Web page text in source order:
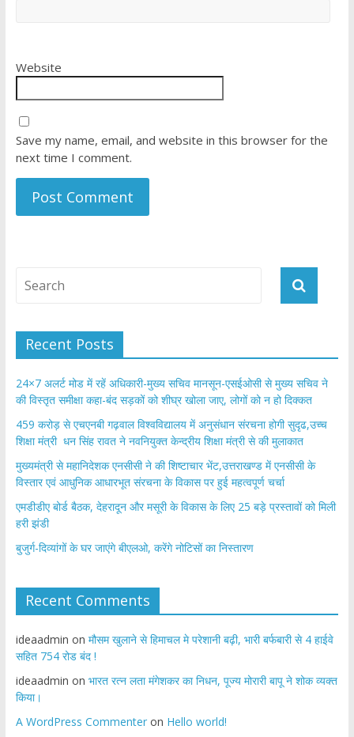
Website
Save my name, email, and website in this browser for the
next time I comment.
Recent Posts
24×7 अलर्ट मोड में रहें अधिकारी-मुख्य सचिव मानसून-एसईओसी से मुख्य सचिव ने
की विस्तृत समीक्षा कहा-बंद सड़कों को शीघ्र खोला जाए, लोगों को न हो दिक्कत
459 करोड़ से एचएनबी गढ़वाल विश्वविद्यालय में अनुसंधान संरचना होगी सुदृढ,उच्च
शिक्षा मंत्री धन सिंह रावत ने नवनियुक्त केन्द्रीय शिक्षा मंत्री से की मुलाकात
मुख्यमंत्री से महानिदेशक एनसीसी ने की शिष्टाचार भेंट,उत्तराखण्ड में एनसीसी के
विस्तार एवं आधुनिक आधारभूत संरचना के विकास पर हुई महत्वपूर्ण चर्चा
एमडीडीए बोर्ड बैठक, देहरादून और मसूरी के विकास के लिए 25 बड़े प्रस्तावों को मिली
हरी झंडी
बुजुर्ग-दिव्यांगों के घर जाएंगे बीएलओ, करेंगे नोटिसों का निस्तारण
Recent Comments
ideaadmin on मौसम खुलाने से हिमाचल मे परेशानी बढ़ी, भारी बर्फबारी से 4 हाईवे
सहित 754 रोड बंद !
ideaadmin on भारत रत्न लता मंगेशकर का निधन, पूज्य मोरारी बापू ने शोक व्यक्त
किया।
A WordPress Commenteron Hello world!